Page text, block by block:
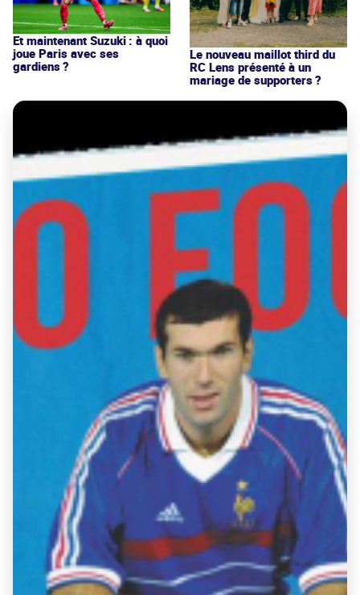
Et maintenant Suzuki : à quoi
joue Paris avec ses
gardiens ?
Le nouveau maillot third du
RC Lens présenté à un
mariage de supporters ?